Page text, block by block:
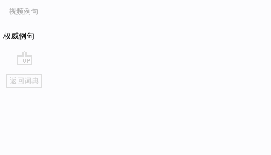
视频例句
权威例句
go
top
返回词典